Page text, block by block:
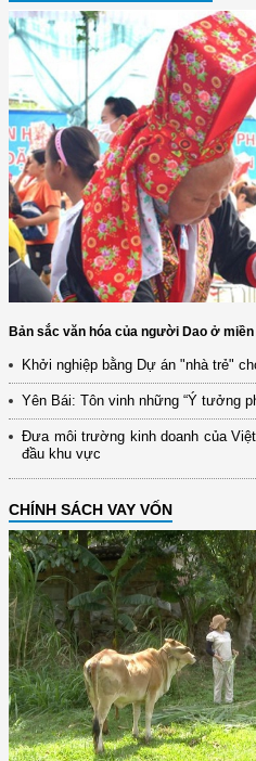
Bản sắc văn hóa của người Dao ở miền
Khởi nghiệp bằng Dự án "nhà trẻ"
Yên Bái: Tôn vinh những “Ý tưởng
Đưa môi trường kinh doanh của
đầu khu vực
CHÍNH SÁCH VAY VỐN